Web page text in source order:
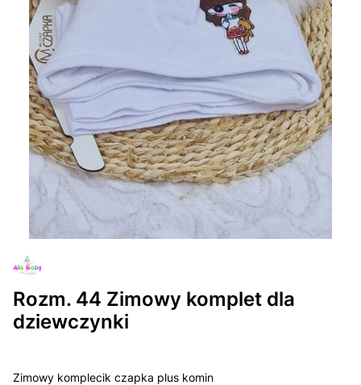
Rozm. 44 Zimowy komplet dla
dziewczynki
Zimowy komplecik czapka plus komin